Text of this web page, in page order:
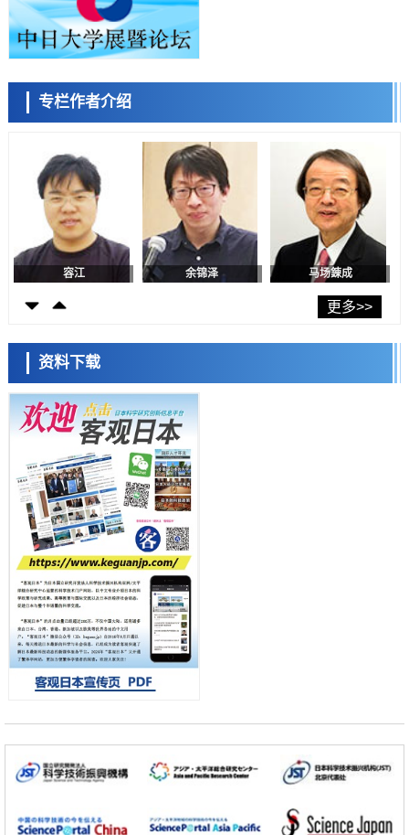
神户大学确认口服癌症疫苗B440单药给药的安全性，在转移性尿路上皮
癌患者中开展临床试验
政策
日本发布《令和8年版科学技术与创新白皮书》，解读第七期基本计划
科学研究
东京大学发现可诱导细胞死亡的新型信使物质
东京都健康长寿医疗中心跨器官揭示衰老过程中的糖链变化
科学研究
产总研无需石油利用松脂制备石墨前驱体，可作为电池电极材料
科学研究
东京大学和海上保安厅等发现南海海槽沿线板块边界锁定状态存在区域
政策
日本第2次医疗研究开发调整费，根据一线实际情况和需求分配99.3亿
千叶大学鉴定出导致难治性疾病“肺高血压症”恶化的蛋白质“MYL9/12”，
会引发血管结构恶化
科学研究
京都大学高效生成光的构成单元“光子”，可应用于量子计算机
科学研究
用数理模型诠释慢性荨麻疹的发病机理，借助数学的力量实现个体化最
佳治疗
科学研究
【JST事业成果】发现室温下工作的交替磁体
科学研究
夜景也能清晰呈现在纸上——日本“铁路摄影迷”教授研发新技术
科学研究
【JST事业成果】开发低成本与低功耗的新型AI处理器
政策
日本科研费增设国际共同研究强化新类别，促进青年研究人员赴海外开
展研究
经济・社会
东京大学通过叶绿体基因组编辑技术强化碳固定酶，成功提高光合作用
能力与生产力
科学研究
该基因的必要性因菌株而异
经济・社会
专栏作者介绍
陈小牧 李鸥 安宁
容江 余锦泽 马场錬成
日本科学未来馆 科学交
流员
小岩井忠道 泷川 进
更多>>
资料下载